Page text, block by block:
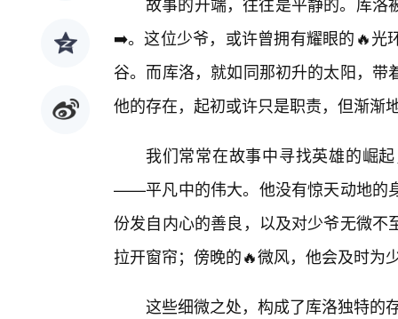
➡️。这位少爷，或许曾拥有耀眼的🔥光
谷。而库洛，就如同那初升的太阳，
他的存在，起初或许只是职责，但渐渐
我们常常在故事中寻找英雄的崛
——平凡中的伟大。他没有惊天动地的
份发自内心的善良，以及对少爷无微
拉开窗帘；傍晚的🔥微风，他会及时为
这些细微之处，构成了库洛独特的